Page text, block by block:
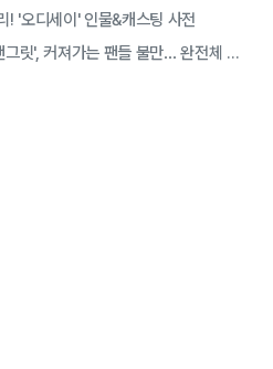
! '오디세이' 인물&캐스팅 사전
블랙핑크 데뷔 10주년 '밋앤그릿', 커져가는 팬들 불만… 완전체 참석에도 진통